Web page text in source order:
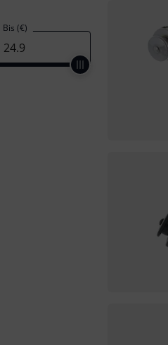
Bis (€)